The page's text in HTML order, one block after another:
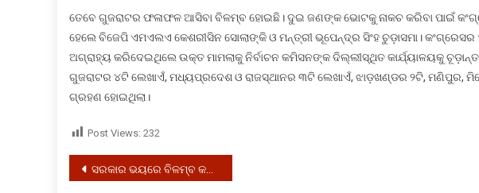
ତେବେ ଗୁଜରାଟର ଫଳାଫଳ ଆସିବା ବିଳମ୍ବ ହୋଇଛି। ଦୁଇ ଜଣଙ୍କ ଭୋଟକୁ ନାକଚ କରିବା ପାଇଁ
ହେଲେ ବିଜେପି ଏମଏଲଏ କେଶରୀସିନ ସୋଲାଙ୍କି ଓ ମନ୍ତ୍ରୀ ଭୂପେନ୍ଦ୍ର ସିଂହ ଚୁଡ଼ାସମା।
ଅଗ୍ରାହ୍ୟ କରିଦେଇଥିଲେ ଉକ୍ତ ମାମଲାକୁ ନିର୍ବାଚନ କମିସନଙ୍କ ଦିଲ୍ଲୀସ୍ଥିତ କାର୍ଯ୍ୟାଳୟକୁ
ଗୁଜରାଟର ୪ଟି ଲେଖାଏଁ, ମଧ୍ୟପ୍ରଦେଶ ଓ ରାଜସ୍ଥାନର ୩ଟି ଲେଖାଏଁ, ଝାଡ଼ଖଣ୍ଡର ୨ଟି, ମଣିପୁର,
ଗ୍ରହଣ ହୋଇଥିଲା।
Post Views: 232
Post
ସରକାର ଭୟରେ ବିଳମ୍ବ କଲେ ଏବଂ ରଥଯାତ୍ରା ନେଇ ନିଷ୍ପତ୍ତି ନେଇପାରିଲେ ନାହିଁ : ନିରଞ୍ଜନ